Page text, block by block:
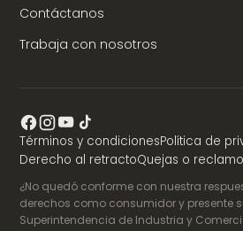
Contáctanos
Trabaja con nosotros
Términos y condicionesPolítica de
Derecho al retractoQuejas o
¿No quedó conforme con nuestra
derechos como consumidor y presente
Superintendencia de Industria y